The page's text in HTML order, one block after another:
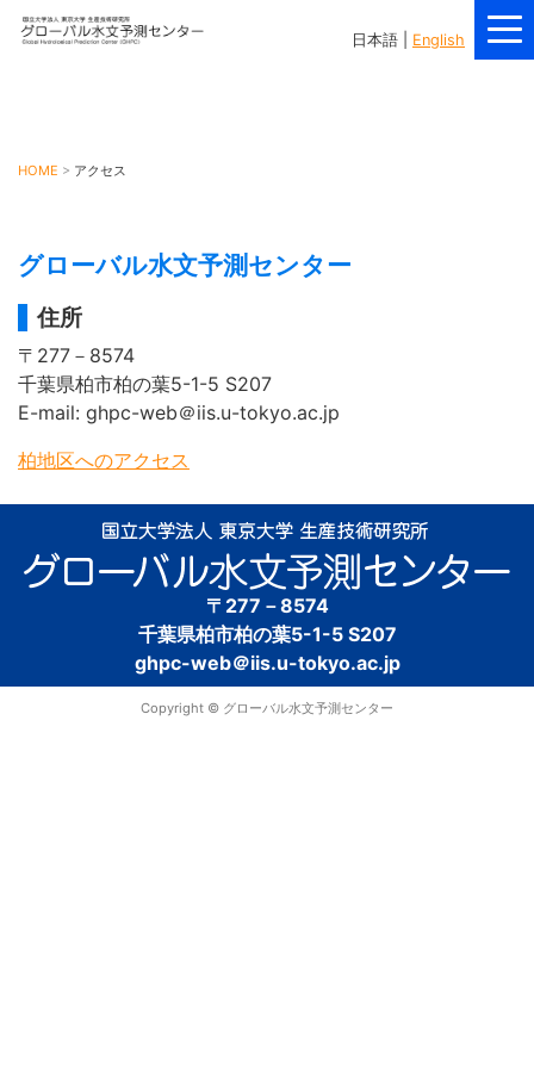
日本語 | English
HOME アクセス
グローバル水文予測センター
住所
〒277－8574
千葉県柏市柏の葉5-1-5 S207
E-mail: ghpc-web＠iis.u-tokyo.ac.jp
柏地区へのアクセス
〒277－8574
千葉県柏市柏の葉5-1-5 S207
ghpc-web＠iis.u-tokyo.ac.jp
Copyright © グローバル水文予測センター